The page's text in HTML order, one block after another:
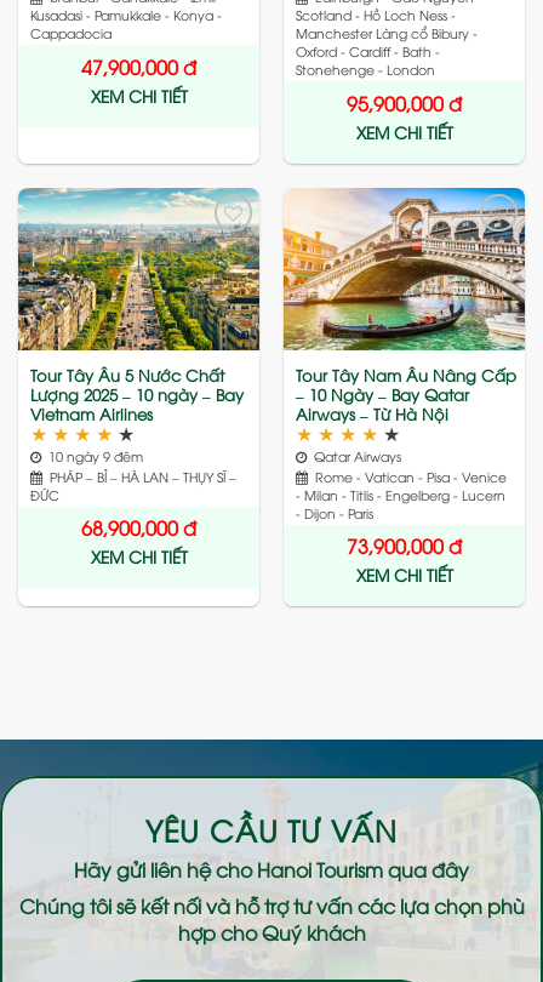
Kusadasi - Pamukkale - Konya -
Cappadocia
47,900,000đ
XEM CHI TIẾT
Scotland - Hồ Loch Ness -
Manchester Làng cổ Bibury -
Oxford - Cardiff - Bath -
Stonehenge - London
95,900,000đ
XEM CHI TIẾT
Add
to
wishlist
Tour Tây Âu 5 Nước Chất
Lượng 2025 – 10 ngày – Bay
Vietnam Airlines
★ ★ ★ ★ ★
10 ngày 9 đêm
PHÁP – BỈ – HÀ LAN – THỤY SĨ –
ĐỨC
68,900,000đ
XEM CHI TIẾT
Add
to
wishlist
Tour Tây Nam Âu Nâng Cấp
– 10 Ngày – Bay Qatar
Airways – Từ Hà Nội
★ ★ ★ ★ ★
Qatar Airways
Rome - Vatican - Pisa - Venice
- Milan - Titlis - Engelberg - Lucern
- Dijon - Paris
73,900,000đ
XEM CHI TIẾT
YÊU CẦU TƯ VẤN
Hãy gửi liên hệ choHanoi Tourismqua đây
Chúng tôi sẽ kết nối và hỗ trợ tư vấn các lựa chọn phù
hợp cho Quý khách